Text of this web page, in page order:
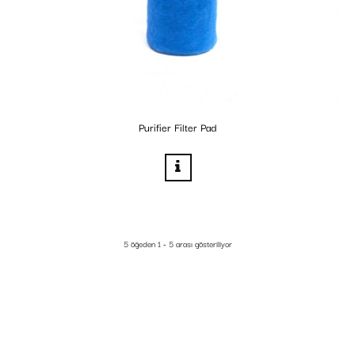
Purifier Filter Pad
5 öğeden 1 - 5 arası gösteriliyor